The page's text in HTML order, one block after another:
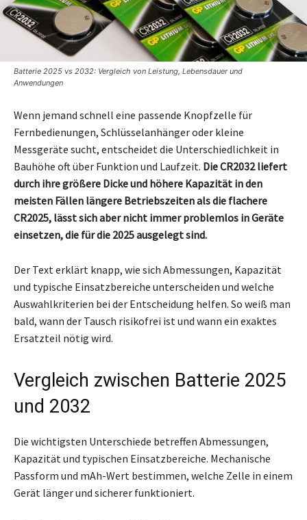
Batterie 2025 vs 2032: Vergleich von Leistung, Lebensdauer und
Anwendungen
Wenn jemand schnell eine passende Knopfzelle für
Fernbedienungen, Schlüsselanhänger oder kleine
Messgeräte sucht, entscheidet die Unterschiedlichkeit in
Bauhöhe oft über Funktion und Laufzeit. Die CR2032 liefert
durch ihre größere Dicke und höhere Kapazität in den
meisten Fällen längere Betriebszeiten als die flachere
CR2025, lässt sich aber nicht immer problemlos in Geräte
einsetzen, die für die 2025 ausgelegt sind.
Der Text erklärt knapp, wie sich Abmessungen, Kapazität
und typische Einsatzbereiche unterscheiden und welche
Auswahlkriterien bei der Entscheidung helfen. So weiß man
bald, wann der Tausch risikofrei ist und wann ein exaktes
Ersatzteil nötig wird.
Vergleich zwischen Batterie 2025
und 2032
Die wichtigsten Unterschiede betreffen Abmessungen,
Kapazität und typischen Einsatzbereiche. Mechanische
Passform und mAh-Wert bestimmen, welche Zelle in einem
Gerät länger und sicherer funktioniert.